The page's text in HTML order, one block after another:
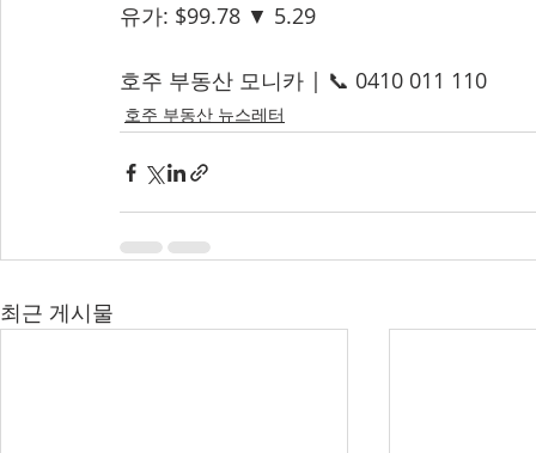
유가: $99.78 ▼ 5.29
호주 부동산 모니카 | 📞 0410 011 110
호주 부동산 뉴스레터
최근 게시물